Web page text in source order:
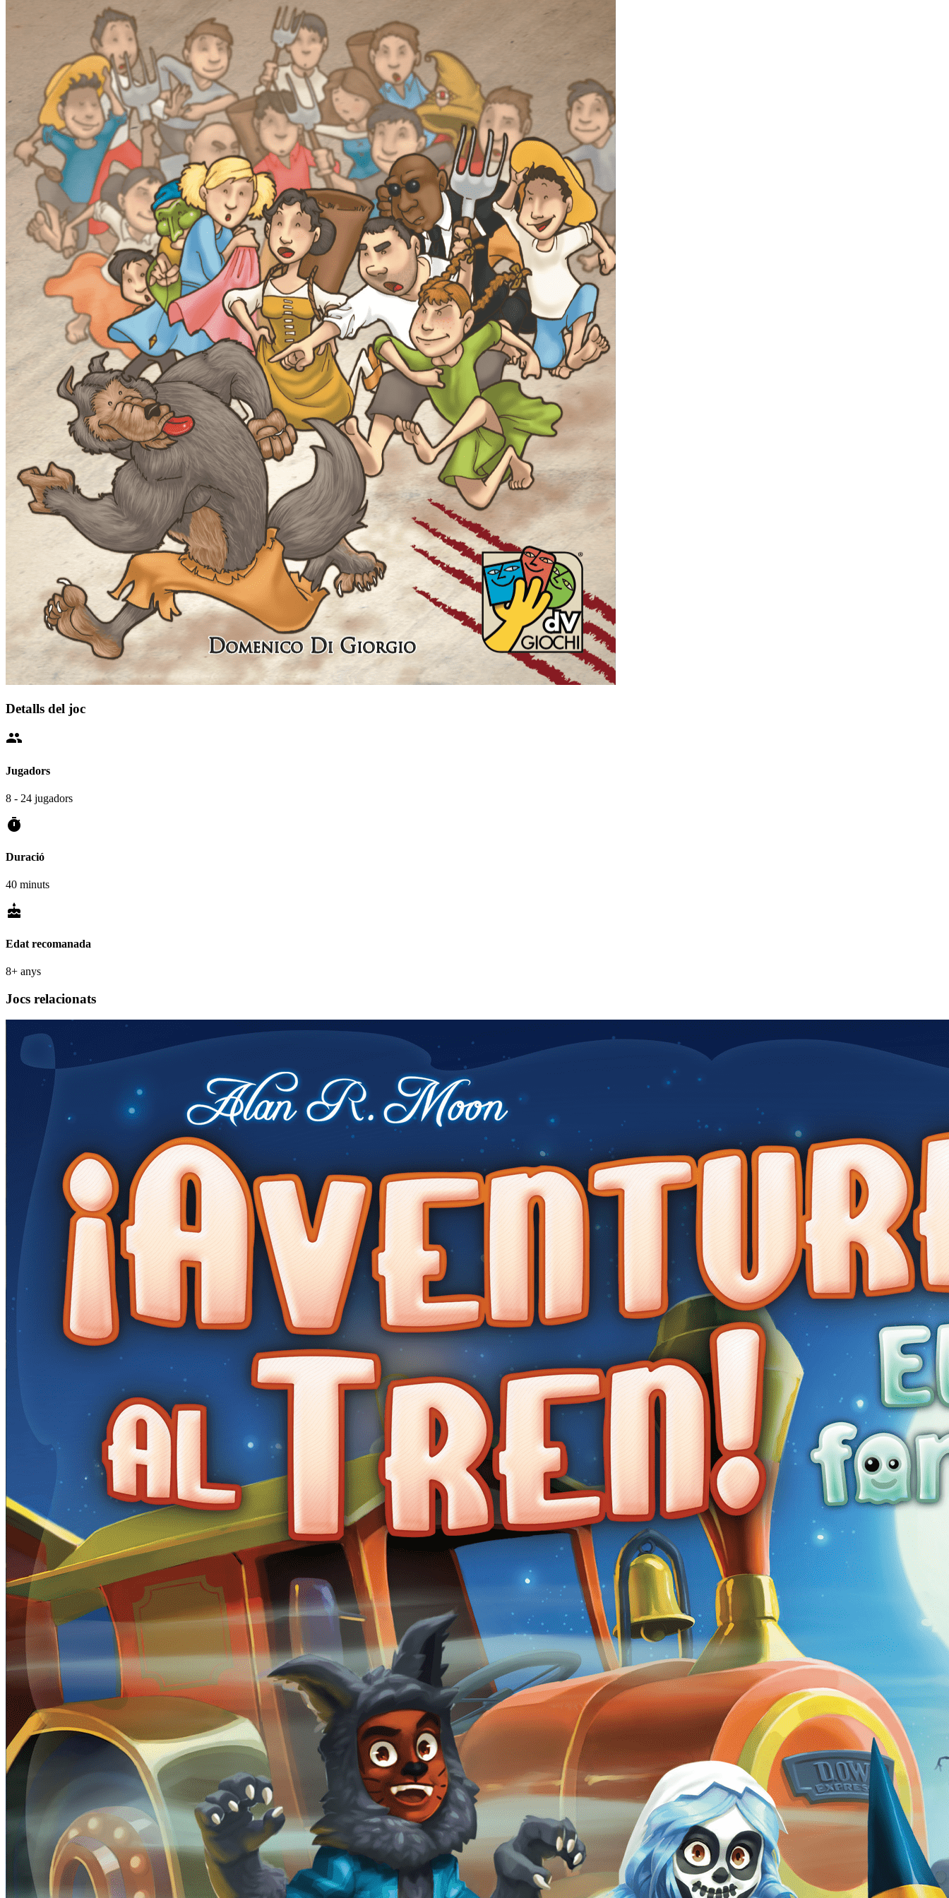
Detalls del joc
people
Jugadors
8 - 24 jugadors
timer
Duració
40 minuts
cake
Edat recomanada
8+ anys
Jocs relacionats